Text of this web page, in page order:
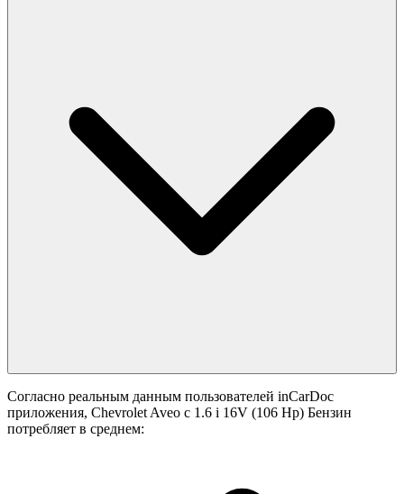
Согласно реальным данным пользователей inCarDoc
приложения, Chevrolet Aveo с 1.6 i 16V (106 Hp) Бензин
потребляет в среднем: